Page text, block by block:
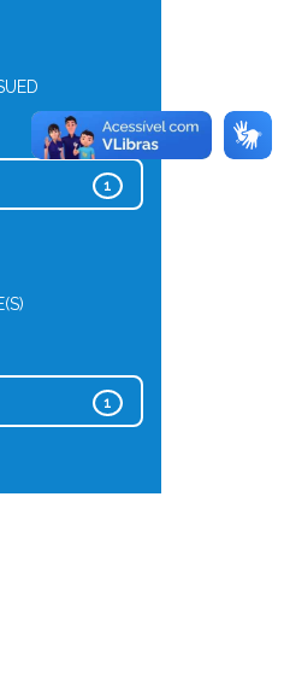
1
1